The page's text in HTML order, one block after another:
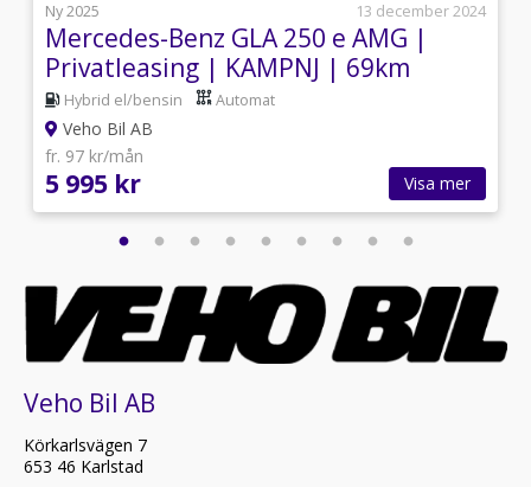
Ny 2025
13 december 2024
Mercedes-Benz GLA 250 e AMG |
Privatleasing | KAMPNJ | 69km
Räckvidd
Hybrid el/bensin Automat
Veho Bil AB
fr. 97 kr/mån
5 995 kr Visa mer
Veho Bil AB
Körkarlsvägen 7
653 46 Karlstad